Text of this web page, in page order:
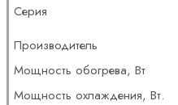
Серия
Производитель
Мощность обогрева, Вт
Мощность охлаждения, Вт.